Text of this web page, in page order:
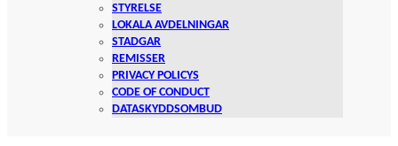
STYRELSE
LOKALA AVDELNINGAR
STADGAR
REMISSER
PRIVACY POLICYS
CODE OF CONDUCT
DATASKYDDSOMBUD